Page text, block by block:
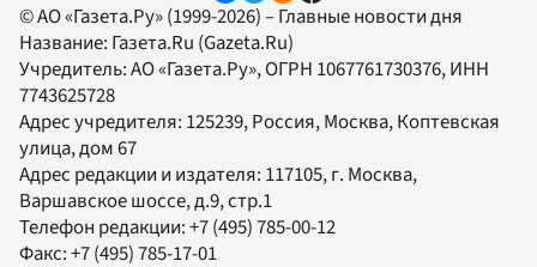
© АО «Газета.Ру» (1999-2026) – Главные новости дня
Название: Газета.Ru (Gazeta.Ru)
Учредитель:АО «Газета.Ру», ОГРН 1067761730376, ИНН
7743625728
Адрес учредителя: 125239, Россия, Москва, Коптевская
улица, дом 67
Адрес редакции и издателя: 117105, г. Москва,
Варшавское шоссе, д.9, стр.1
Телефон редакции:+7 (495) 785-00-12
Факс:+7 (495) 785-17-01